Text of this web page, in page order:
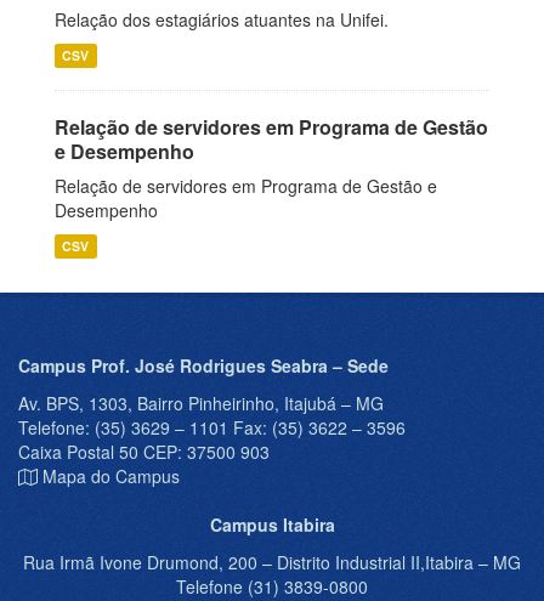
Relação dos estagiários atuantes na Unifei.
CSV
Relação de servidores em Programa de Gestão
e Desempenho
Relação de servidores em Programa de Gestão e
Desempenho
CSV
Campus Prof. José Rodrigues Seabra – Sede
Av. BPS, 1303, Bairro Pinheirinho, Itajubá – MG
Telefone: (35) 3629 – 1101 Fax: (35) 3622 – 3596
Caixa Postal 50 CEP: 37500 903
Mapa do Campus
Campus Itabira
Rua Irmã Ivone Drumond, 200 – Distrito Industrial II,Itabira – MG
Telefone (31) 3839-0800